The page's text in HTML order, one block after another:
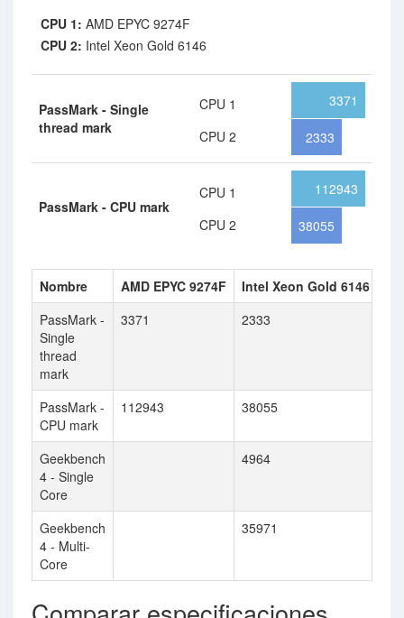
CPU 1: AMD EPYC 9274F
CPU 2: Intel Xeon Gold 6146
PassMark - Single
thread mark
CPU 1
CPU 2
3371
2333
PassMark - CPU mark
CPU 1
CPU 2
112943
38055
Nombre AMD EPYC 9274F
Intel Xeon Gold 6146
PassMark -
Single
thread
mark
3371 2333
PassMark -
CPU mark
112943 38055
Geekbench
4 - Single
Core
4964
Geekbench
4 - Multi-
Core
35971